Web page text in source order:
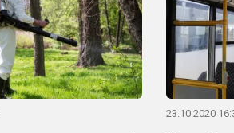
23.10.2020